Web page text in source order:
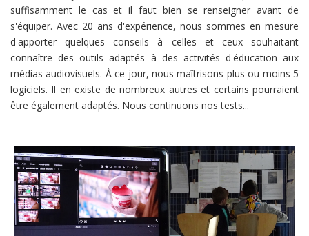
suffisamment le cas et il faut bien se renseigner avant de
s'équiper. Avec 20 ans d'expérience, nous sommes en mesure
d'apporter quelques conseils à celles et ceux souhaitant
connaître des outils adaptés à des activités d'éducation aux
médias audiovisuels. À ce jour, nous maîtrisons plus ou moins 5
logiciels. Il en existe de nombreux autres et certains pourraient
être également adaptés. Nous continuons nos tests...